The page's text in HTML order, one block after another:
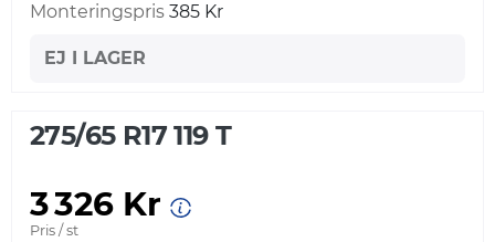
Monteringspris 385 Kr
EJ I LAGER
275/65 R17 119 T
3 326 Kr
Pris / st